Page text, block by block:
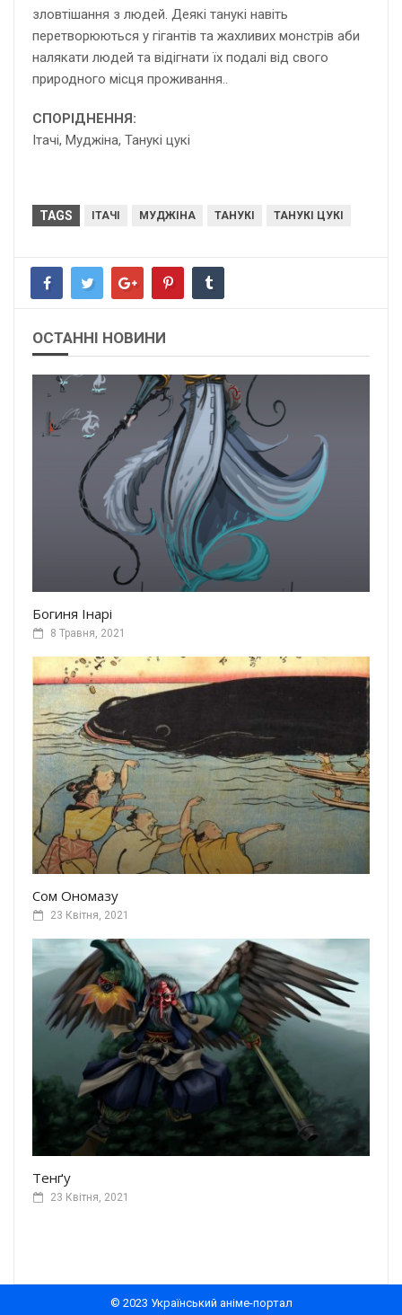
зловтішання з людей. Деякі танукі навіть
перетворюються у гігантів та жахливих монстрів аби
налякати людей та відігнати їх подалі від свого
природного місця проживання..
СПОРІДНЕННЯ:
Ітачі, Муджіна, Танукі цукі
TAGS ІТАЧІ МУДЖІНА ТАНУКІ ТАНУКІ ЦУКІ
ОСТАННІ НОВИНИ
Богиня Інарі
8 Травня, 2021
Сом Ономазу
23 Квітня, 2021
Тенґу
23 Квітня, 2021
© 2023 Український аніме-портал